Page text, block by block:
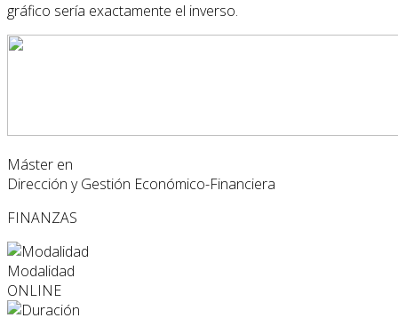
gráfico sería exactamente el inverso.
Máster en
Dirección y Gestión Económico-Financiera
FINANZAS
Modalidad
ONLINE